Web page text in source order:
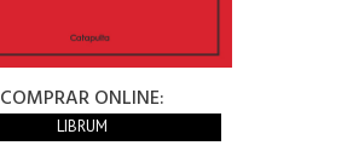
COMPRAR ONLINE:
LIBRUM